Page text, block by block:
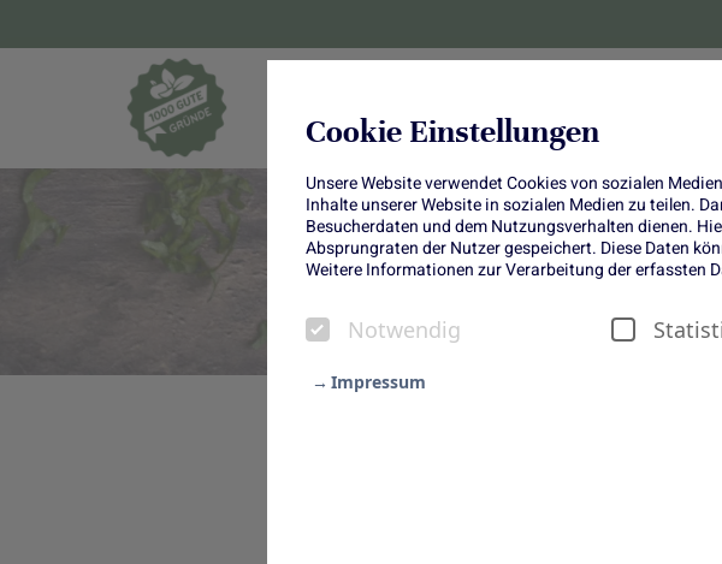
Cookie Einstellungen
Unsere Website verwendet Cookies von sozialen
Inhalte unserer Website in sozialen Medien zu teilen.
Besucherdaten und dem Nutzungsverhalten dienen.
Absprungraten der Nutzer gespeichert. Diese Daten
Weitere Informationen zur Verarbeitung der erfassten
Notwendig
Impressum